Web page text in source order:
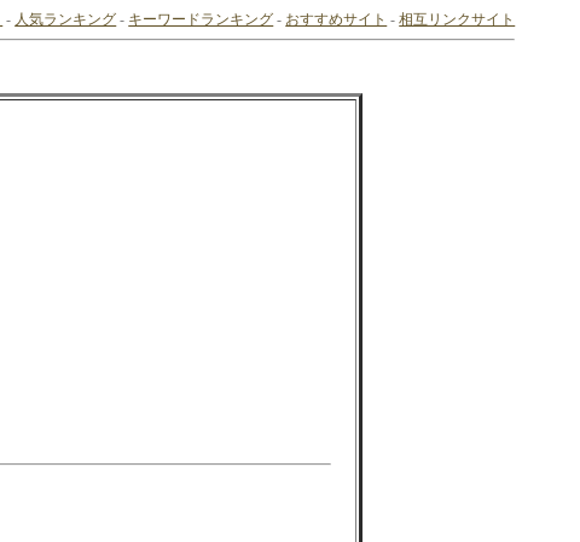
- 人気ランキング - キーワードランキング - おすすめサイト -相互リンクサイト